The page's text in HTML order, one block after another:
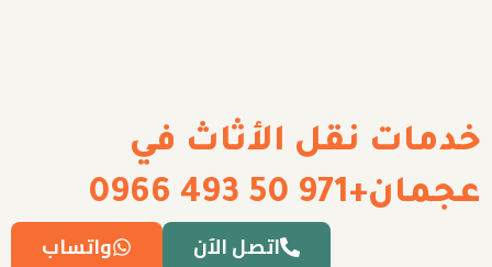
خدمات نقل الأثاث في
عجمان+971 50 493 0966
واتساب اتصل الآن